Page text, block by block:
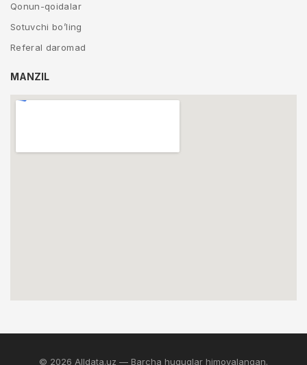
Qonun-qoidalar
Sotuvchi bo’ling
Referal daromad
MANZIL
© 2026 Alldata.uz — Barcha huquqlar himoyalangan.